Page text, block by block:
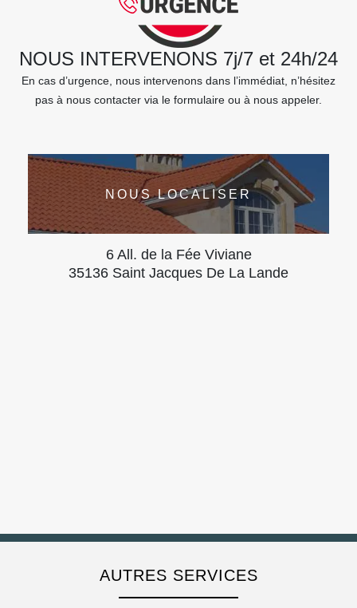
NOUS INTERVENONS 7j/7 et 24h/24
En cas d’urgence, nous intervenons dans l’immédiat, n’hésitez
pas à nous contacter via le formulaire ou à nous appeler.
NOUS LOCALISER
6 All. de la Fée Viviane
35136 Saint Jacques De La Lande
AUTRES SERVICES